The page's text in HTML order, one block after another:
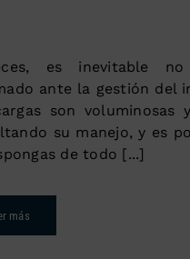
es inevitable no
ante la gestión del
son voluminosas
su manejo, y es
de todo [...]
más